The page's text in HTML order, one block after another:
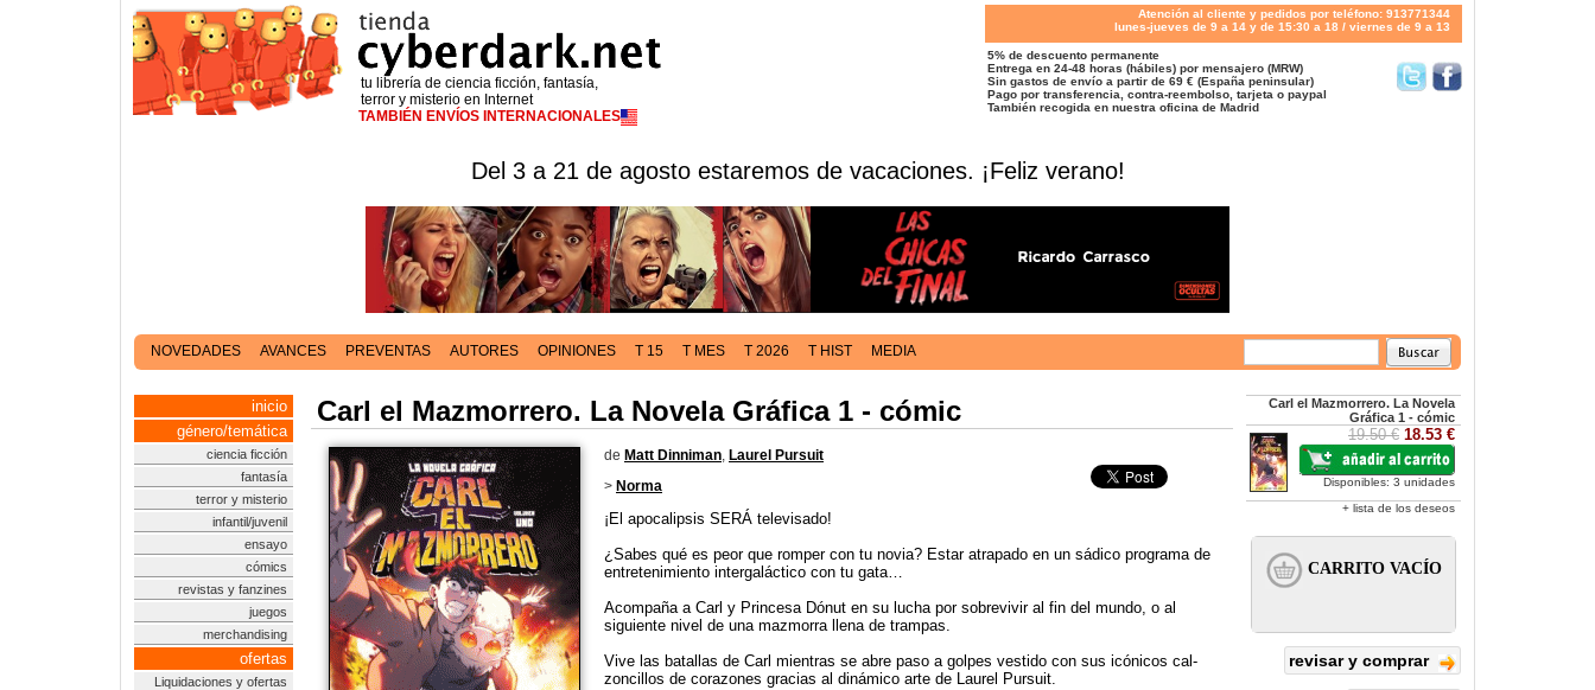
tu librería de ciencia ficción, fantasía,
terror y misterio en Internet
TAMBIÉN ENVÍOS INTERNACIONALES
Atención al cliente y pedidos por teléfono: 913771344
lunes-jueves de 9 a 14 y de 15:30 a 18 / viernes de 9 a 13
5% de descuento permanente
Entrega en 24-48 horas (hábiles) por mensajero (MRW)
Sin gastos de envío a partir de 69 € (España peninsular)
Pago por transferencia, contra-reembolso, tarjeta o paypal
También recogida en nuestra oficina de Madrid
Del 3 a 21 de agosto estaremos de vacaciones. ¡Feliz verano!
NOVEDADES AVANCES PREVENTAS AUTORES OPINIONES T 15 T MES T 2026 T HIST MEDIA
inicio
género/temática
ciencia ficción
fantasía
terror y misterio
infantil/juvenil
ensayo
cómics
revistas y fanzines
juegos
merchandising
ofertas
Liquidaciones y ofertas
Carl el Mazmorrero. La Novela Gráfica 1 - cómic
de Matt Dinniman, Laurel Pursuit
> Norma
¡El apocalipsis SERÁ televisado!
¿Sabes qué es peor que romper con tu novia? Estar atrapado en un sádico pro­grama de
entretenimiento intergaláctico con tu gata…
Acompaña a Carl y Princesa Dónut en su lucha por sobrevivir al fin del mundo, o al
siguiente nivel de una maz­morra llena de trampas.
Vive las batallas de Carl mientras se abre paso a golpes vestido con sus icónicos cal­
zoncillos de corazones gracias al dinámico arte de Laurel Pursuit.
Carl el Mazmorrero. La Novela
Gráfica 1 - cómic
19.50 € 18.53 €
Disponibles: 3 unidades
+ lista de los deseos
revisar y comprar